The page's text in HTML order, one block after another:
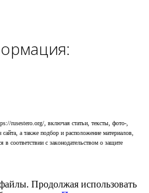
rusestero.org/, включая статьи, тексты, фото-,
а также подбор и расположение материалов,
в соответствии с законодательством о защите
Продолжая использовать